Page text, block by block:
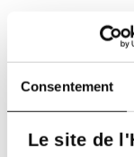
Consentement
Le site de
Service des
Contacter